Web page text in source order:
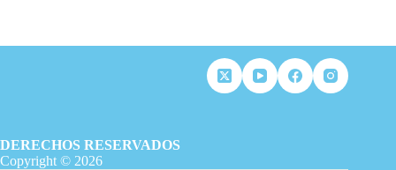
DERECHOS RESERVADOS
Copyright © 2026